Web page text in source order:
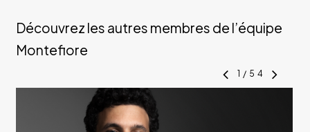
Découvrez les autres membres de l’équipe
Montefiore
1 / 54